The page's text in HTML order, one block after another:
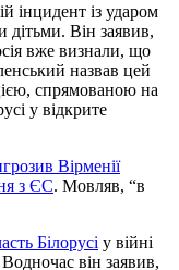
інцидент із ударом
дітьми. Він заявив,
вже визнали, що
назвав цей
спрямованою на
у відкрите
Вірменії
з ЄС. Мовляв, “в
Білорусі у війні
він заявив,